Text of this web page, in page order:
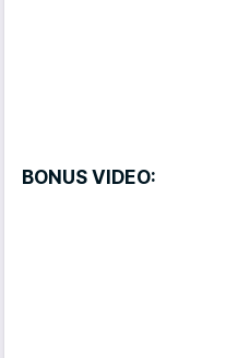
BONUS VIDEO: